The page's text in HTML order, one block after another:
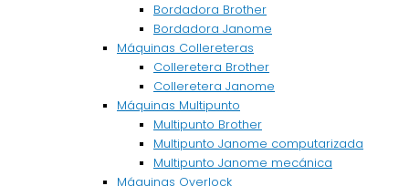
Bordadora Brother
Bordadora Janome
Máquinas Collereteras
Colleretera Brother
Colleretera Janome
Máquinas Multipunto
Multipunto Brother
Multipunto Janome computarizada
Multipunto Janome mecánica
Máquinas Overlock